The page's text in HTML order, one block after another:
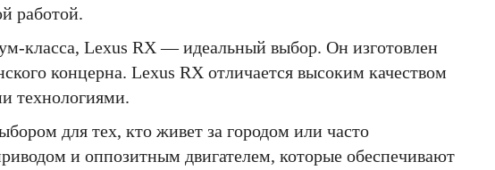
работой.
класса, Lexus RX — идеальный выбор. Он изготовлен
концерна. Lexus RX отличается высоким качеством
технологиями.
для тех, кто живет за городом или часто
и оппозитным двигателем, которые обеспечивают